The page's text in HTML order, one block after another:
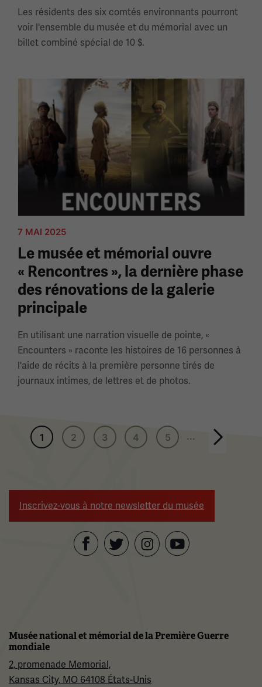
Les résidents des six comtés environnants pourront
voir l'ensemble du musée et du mémorial avec un
billet combiné spécial de 10 $.
7 MAI 2025
Le musée et mémorial ouvre
« Rencontres », la dernière phase
des rénovations de la galerie
principale
En utilisant une narration visuelle de pointe, «
Encounters » raconte les histoires de 16 personnes à
l'aide de récits à la première personne tirés de
journaux intimes, de lettres et de photos.
Pagination
1 2 3 4 5
...
Page suivante
Inscrivez-vous à notre newsletter du musée
Musée national et mémorial de la Première Guerre
mondiale
2, promenade Memorial,
Kansas City, MO 64108 États-Unis